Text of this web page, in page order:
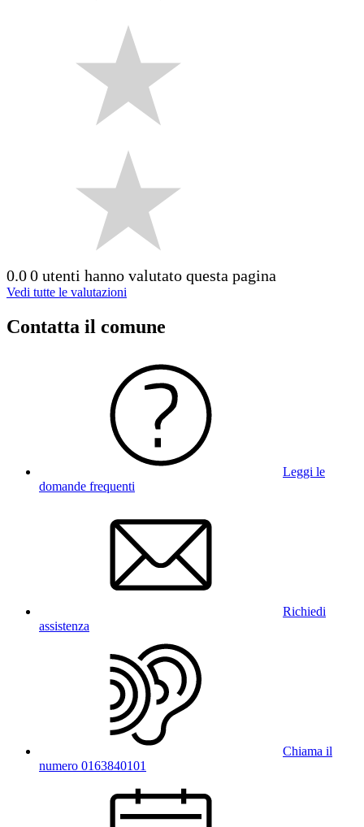
0.00 utenti hanno valutato questa pagina
Vedi tutte le valutazioni
Contatta il comune
Leggi le
domande frequenti
Richiedi
assistenza
Chiama il
numero 0163840101